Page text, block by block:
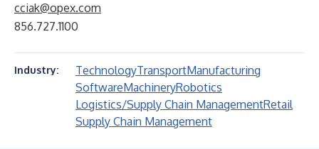
cciak@opex.com
856.727.1100
Industry: TechnologyTransportManufacturing
SoftwareMachineryRobotics
Logistics/Supply Chain ManagementRetail
Supply Chain Management